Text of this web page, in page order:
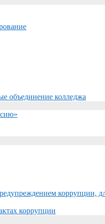
объединение колледжа
коррупции,
коррупции